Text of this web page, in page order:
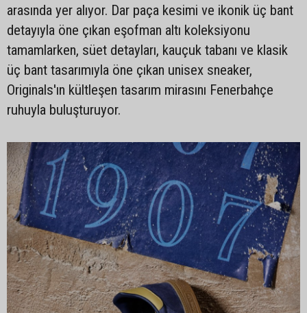
arasında yer alıyor. Dar paça kesimi ve ikonik üç bant
detayıyla öne çıkan eşofman altı koleksiyonu
tamamlarken, süet detayları, kauçuk tabanı ve klasik
üç bant tasarımıyla öne çıkan unisex sneaker,
Originals'ın kültleşen tasarım mirasını Fenerbahçe
ruhuyla buluşturuyor.